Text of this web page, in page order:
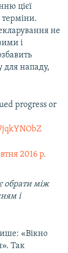
цієї
терміни.
не
і
для нападу,
progress or
2016 р.
обрати між
і
«Вікно
Так